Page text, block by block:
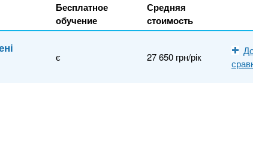
Бесплатное
обучение
Средняя
стоимость
є 27 650 грн/рік